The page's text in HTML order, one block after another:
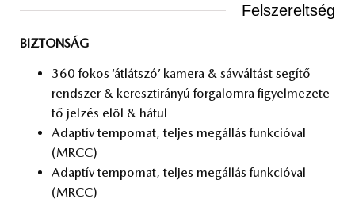
Felszereltség
BIZTONSÁG
360 fo­kos ‘át­lát­szó’ ka­me­ra & sáv­vál­tást se­gí­tő
rend­szer & ke­reszt­irá­nyú for­ga­lom­ra fi­gyel­me­ze­te­
tő jel­zés elöl & há­tul
Adap­tív tem­po­mat, tel­jes meg­ál­lás funk­ci­ó­val
(MRCC)
Adap­tív tem­po­mat, tel­jes meg­ál­lás funk­ci­ó­val
(MRCC)